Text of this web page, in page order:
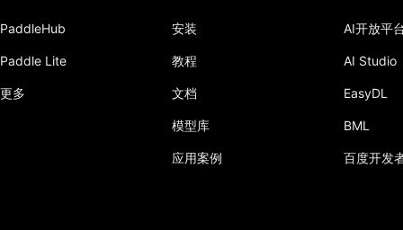
PaddleHub
Paddle Lite
更多
安装
教程
文档
模型库
应用案例
AI开放平
AI Studio
EasyDL
BML
百度开发